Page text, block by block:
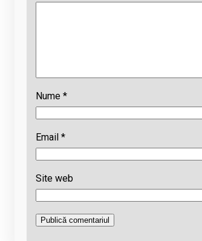
Nume *
Email *
Site web